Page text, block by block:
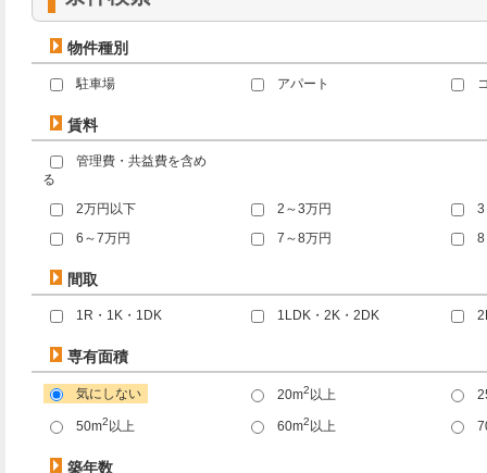
物件種別
駐車場 アパート
賃料
管理費・共益費を含め
る
2万円以下
2～3万円
3
6～7万円
7～8万円 8
間取
1R・1K・1DK 1LDK・2K・2DK
専有面積
気にしない 20m2 以上
50m2 以上 60m2 以上
築年数